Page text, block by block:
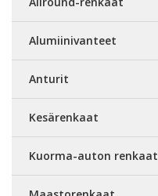
Alumiinivanteet
Anturit
Kesärenkaat
Kuorma-auton renkaat